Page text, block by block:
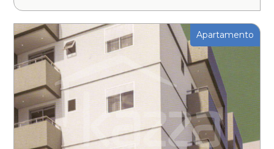
Apartamento